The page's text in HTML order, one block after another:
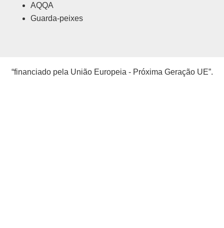
AQQA
Guarda-peixes
“financiado pela União Europeia - Próxima Geração UE”.